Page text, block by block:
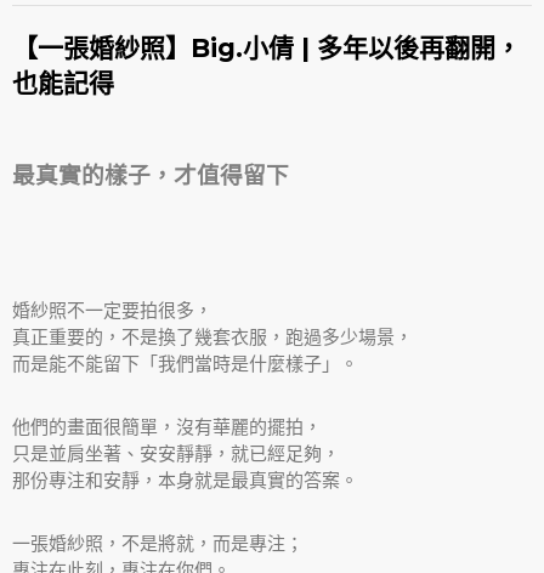
【一張婚紗照】Big.小倩 | 多年以後再翻開，
也能記得
最真實的樣子，才值得留下
婚紗照不一定要拍很多，
真正重要的，不是換了幾套衣服，跑過多少場景，
而是能不能留下「我們當時是什麼樣子」。
他們的畫面很簡單，沒有華麗的擺拍，
只是並肩坐著、安安靜靜，就已經足夠，
那份專注和安靜，本身就是最真實的答案。
一張婚紗照，不是將就，而是專注；